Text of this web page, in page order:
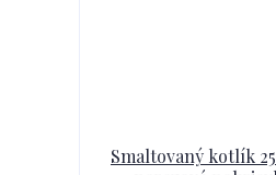
Smaltovaný kotlík